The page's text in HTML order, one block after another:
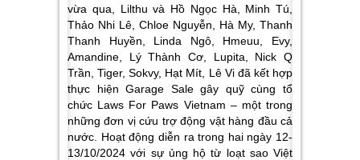
vừa qua, Lilthu và Hồ Ngọc Hà, Minh Tú,
Thảo Nhi Lê, Chloe Nguyễn, Hà My, Thanh
Thanh Huyền, Linda Ngô, Hmeuu, Evy,
Amandine, Lý Thành Cơ, Lupita, Nick Q
Trần, Tiger, Sokvy, Hạt Mít, Lê Vi đã kết hợp
thực hiện Garage Sale gây quỹ cùng tổ
chức Laws For Paws Vietnam – một trong
những đơn vị cứu trợ động vật hàng đầu cả
nước. Hoạt động diễn ra trong hai ngày 12-
13/10/2024 với sự ủng hộ từ loạt sao Việt